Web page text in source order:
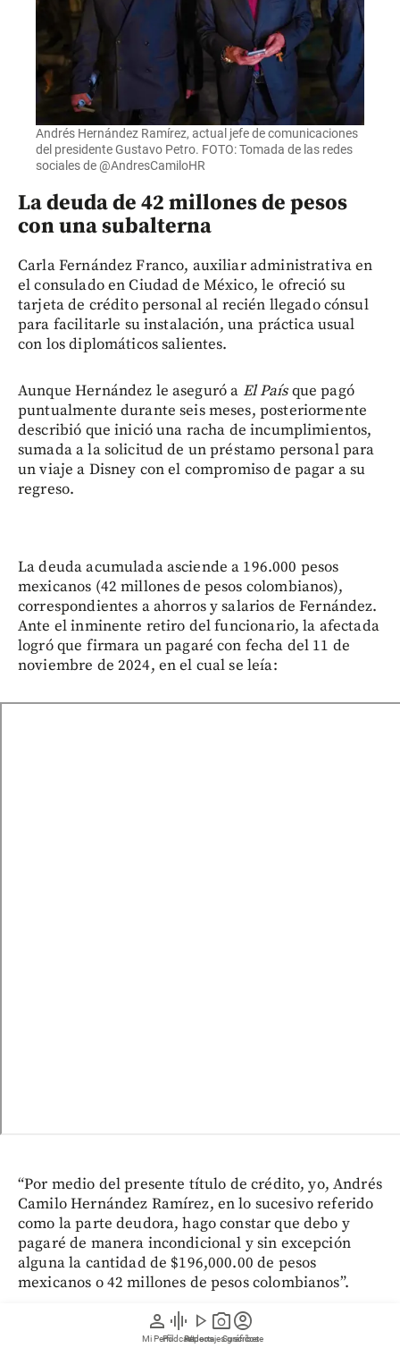
person
Mi Perfil
graphic_eq
Pódcast
play_arrow
Videos
photo_camera
Reportajes gráficos
account_circle
Suscríbete
Andrés Hernández Ramírez, actual jefe de comunicaciones
del presidente Gustavo Petro. FOTO: Tomada de las redes
sociales de @AndresCamiloHR
La deuda de 42 millones de pesos
con una subalterna
Carla Fernández Franco, auxiliar administrativa en
el consulado en Ciudad de México, le ofreció su
tarjeta de crédito personal al recién llegado cónsul
para facilitarle su instalación, una práctica usual
con los diplomáticos salientes.
Aunque Hernández le aseguró a El Paísque pagó
puntualmente durante seis meses, posteriormente
describió que inició una racha de incumplimientos,
sumada a la solicitud de un préstamo personal para
un viaje a Disney con el compromiso de pagar a su
regreso.
La deuda acumulada asciende a 196.000 pesos
mexicanos (42 millones de pesos colombianos),
correspondientes a ahorros y salarios de Fernández.
Ante el inminente retiro del funcionario, la afectada
logró que firmara un pagaré con fecha del 11 de
noviembre de 2024, en el cual se leía:
“Por medio del presente título de crédito, yo, Andrés
Camilo Hernández Ramírez, en lo sucesivo referido
como la parte deudora, hago constar que debo y
pagaré de manera incondicional y sin excepción
alguna la cantidad de $196,000.00 de pesos
mexicanos o 42 millones de pesos colombianos”.
El documento fijaba como fecha límite el 31 de